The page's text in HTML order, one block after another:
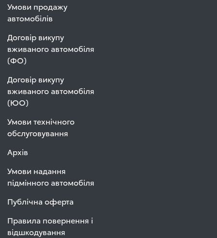
Умови продажу
автомобілів
Договір викупу
вживаного автомобіля
(ФО)
Договір викупу
вживаного автомобіля
(ЮО)
Умови технічного
обслуговування
Архів
Умови надання
підмінного автомобіля
Публічна оферта
Правила повернення і
відшкодування